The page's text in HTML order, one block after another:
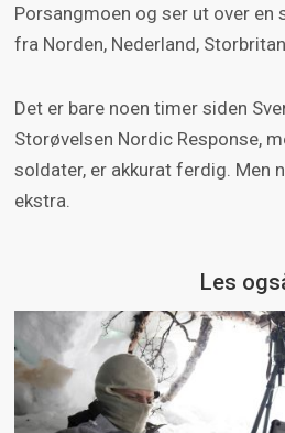
Porsangmoen og ser ut over
fra Norden, Nederland,
Det er bare noen timer siden
Storøvelsen Nordic Response,
soldater, er akkurat ferdig. Men
ekstra.
Les